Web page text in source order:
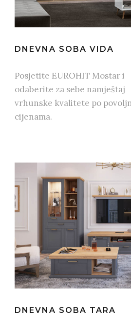
DNEVNA SOBA VIDA
Posjetite EUROHIT Mostar i
odaberite za sebe namještaj
vrhunske kvalitete po
cijenama.
DNEVNA SOBA TARA